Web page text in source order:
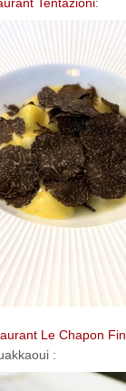
Le Chapon Fin
: